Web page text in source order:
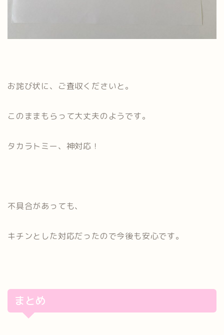
お詫び状に、ご査収くださいと。
このままもらって大丈夫のようです。
タカラトミー、神対応！
不具合があっても、
キチンとした対応だったので今後も安心です。
まとめ